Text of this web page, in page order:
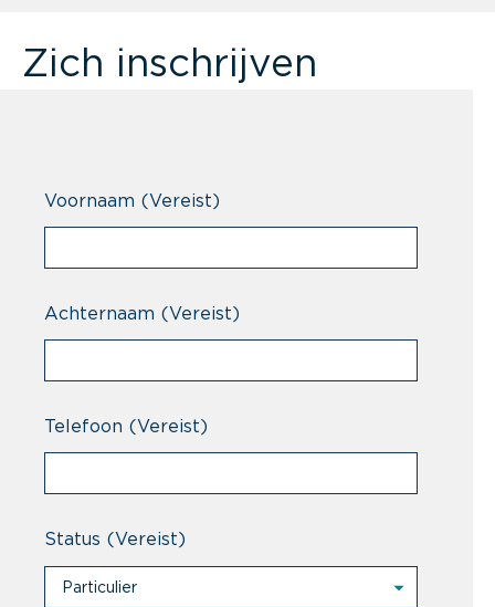
Zich inschrijven
Voornaam (Vereist)
Achternaam (Vereist)
Telefoon (Vereist)
Status (Vereist)
Particulier